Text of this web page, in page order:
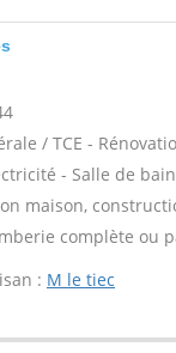
/ TCE -
- Salle de
maison,
complète ou
: M le tiec